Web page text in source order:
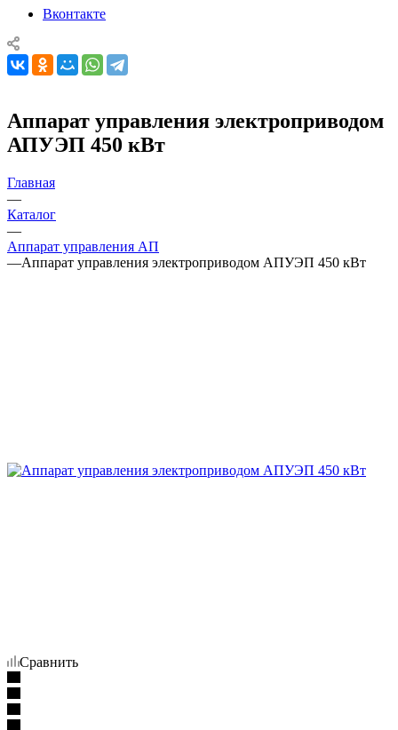
Вконтакте
Аппарат управления электроприводом
АПУЭП 450 кВт
Главная
—
Каталог
—
Аппарат управления АП
—Аппарат управления электроприводом АПУЭП 450 кВт
Сравнить